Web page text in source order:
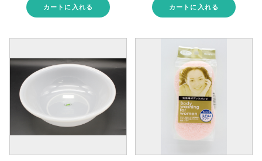
カートに入れる カートに入れる